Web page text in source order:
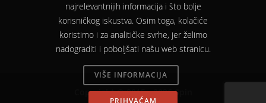
Copyright © 2015 - 2026 Spin
najrelevantnijih informacija i što bolje
korisničkog iskustva. Osim toga, kolačiće
koristimo i za analitičke svrhe, jer želimo
nadograditi i poboljšati našu web stranicu.
VIŠE INFORMACIJA
PRIHVAĆAM